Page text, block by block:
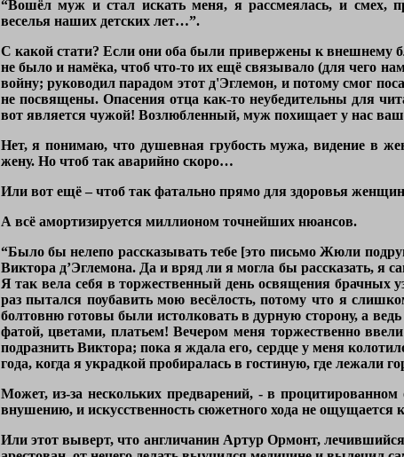
“Вошёл муж и стал искать меня, я рассмеялась, и смех,
веселья наших детских лет…”.
С какой стати? Если они оба были привержены к внешнему
не было и намёка, чтоб что-то их ещё связывало (для чего
войну; руководил парадом этот д'Эглемон, и потому смог
не посвящены. Опасения отца как-то неубедительны для
вот является чужой! Возлюбленный, муж похищает у нас
Нет, я понимаю, что душевная грубость мужа, видение в
жену. Но чтоб так аварийно скоро…
Или вот ещё – чтоб так фатально прямо для здоровья
А всё амортизируется миллионом точнейших нюансов.
“Было бы нелепо рассказывать тебе [это письмо Жюли
Виктора д’Эглемона. Да и вряд ли я могла бы рассказать, я
Я так вела себя в торжественный день освящения брачных
раз пытался поубавить мою весёлость, потому что я
болтовню готовы были истолковать в дурную сторону, а
фатой, цветами, платьем! Вечером меня торжественно
подразнить Виктора; пока я ждала его, сердце у меня
года, когда я украдкой пробиралась в гостиную, где лежали
Может, из-за нескольких предварений, - в
внушению, и искусственность сюжетного хода не ощущается
Или этот выверт, что англичанин Артур Ормонт,